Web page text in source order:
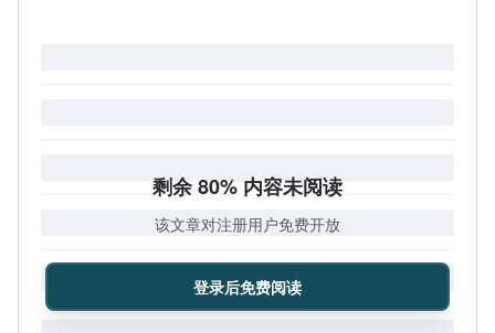
剩余 80% 内容未阅读
该文章对注册用户免费开放
登录后免费阅读